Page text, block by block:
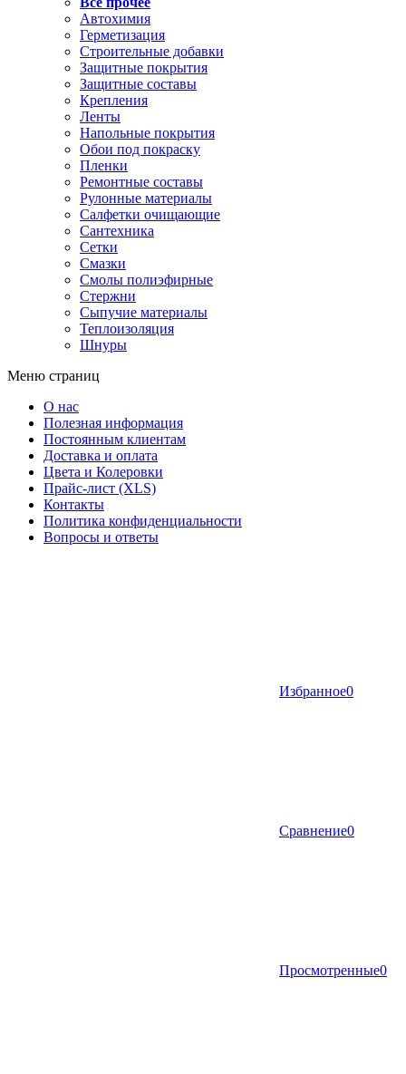
Автохимия
Герметизация
Строительные добавки
Защитные покрытия
Защитные составы
Крепления
Ленты
Напольные покрытия
Обои под покраску
Пленки
Ремонтные составы
Рулонные материалы
Салфетки очищающие
Сантехника
Сетки
Смазки
Смолы полиэфирные
Стержни
Сыпучие материалы
Теплоизоляция
Шнуры
Меню страниц
О нас
Полезная информация
Постоянным клиентам
Доставка и оплата
Цвета и Колеровки
Прайс-лист (XLS)
Контакты
Политика конфиденциальности
Вопросы и ответы
Избранное0
Сравнение0
Просмотренные0